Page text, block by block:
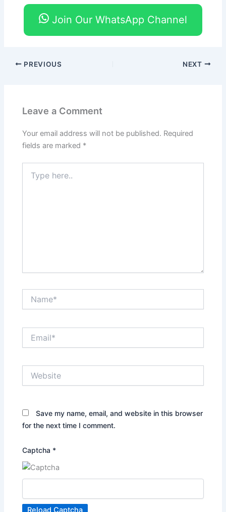
Join Our WhatsApp Channel
PREVIOUS NEXT
Leave a Comment
Your email address will not be published. Required
fields are marked *
here..
Save my name, email, and website in this browser
for the next time I comment.
Captcha *
Reload Captcha